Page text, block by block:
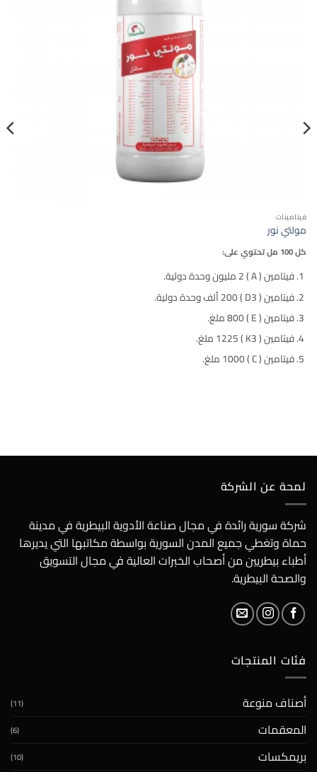
فيتامينات
مولتي نور
كل 100 مل تحتوي على:
فيتامين ( A ) 2 مليون وحدة دولية.
فيتامين ( D3 ) 200 ألف وحدة دولية.
فيتامين ( E ) 800 ملغ.
فيتامين ( K3 ) 1225 ملغ.
فيتامين ( C ) 1000 ملغ.
لمحة عن الشركة
شركة سورية رائدة في مجال صناعة الأدوية البيطرية في مدينة
حماة وتغطي جميع المدن السورية بواسطة مكاتبها التي يديرها
أطباء بيطريين من أصحاب الخبرات العالية في مجال التسويق
والصحة البيطرية.
فئات المنتجات
أصناف منوعة (11)
المعقمات (6)
بريمكسات (10)